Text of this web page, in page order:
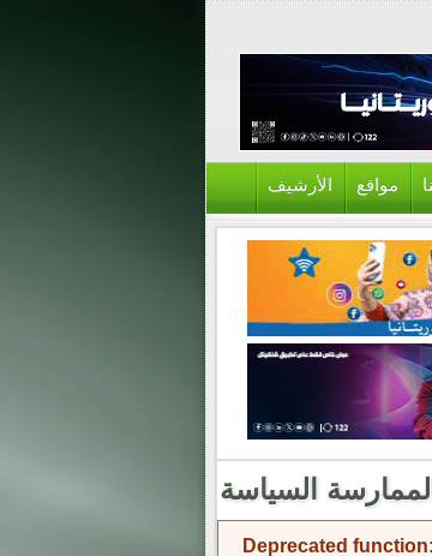
مواقع الأرشيف
لممارسة السياسة
Deprecated function